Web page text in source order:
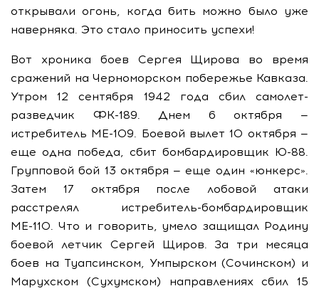
открывали огонь, когда бить можно было уже
наверняка. Это стало приносить успехи!
Вот хроника боев Сергея Щирова во время
сражений на Черноморском побережье Кавказа.
Утром 12 сентября 1942 года сбил самолет-
разведчик ФК-189. Днем 6 октября —
истребитель МЕ-109. Боевой вылет 10 октября —
еще одна победа, сбит бомбардировщик Ю-88.
Групповой бой 13 октября — еще один «юнкерс».
Затем 17 октября после лобовой атаки
расстрелял истребитель-бомбардировщик
МЕ-110. Что и говорить, умело защищал Родину
боевой летчик Сергей Щиров. За три месяца
боев на Туапсинском, Умпырском (Сочинском) и
Марухском (Сухумском) направлениях сбил 15